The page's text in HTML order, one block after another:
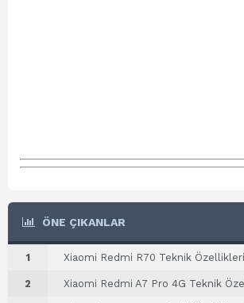
ÖNE ÇIKANLAR
1 Xiaomi Redmi R70 Teknik Özellikleri
2 Xiaomi Redmi A7 Pro 4G Teknik